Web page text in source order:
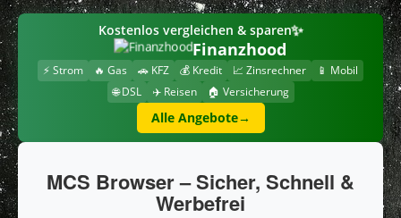
Finanzhood
⚡ Strom 🔥 Gas 🚗 KFZ 💰 Kredit 📈 Zinsrechner
📱 Mobil
🌐 DSL
✈️ Reisen 🏠 Versicherung
Kostenlos vergleichen & sparen✨
Alle Angebote→
MCS Browser – Sicher, Schnell &
Werbefrei